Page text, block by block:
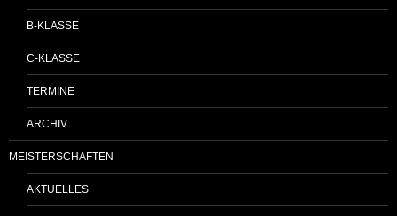
B-KLASSE
C-KLASSE
TERMINE
ARCHIV
MEISTERSCHAFTEN
AKTUELLES